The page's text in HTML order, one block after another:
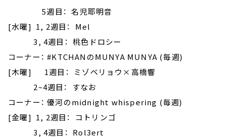
5週目： 名児耶明音
[水曜] 1, 2週目： Mel
3, 4週目： 桃色ドロシー
コーナー： #KTCHANのMUNYA MUNYA (毎週)
[木曜] 1週目： ミゾベリョウ×高橋響
2~4週目： すなお
コーナー： 優河のmidnight whispering (毎週)
[金曜] 1, 2週目： コトリンゴ
3, 4週目： Rol3ert